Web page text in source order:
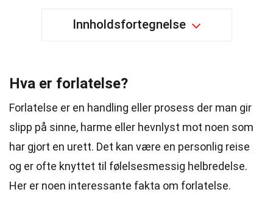
Innholdsfortegnelse
Hva er forlatelse?
Forlatelse er en handling eller prosess der man gir
slipp på sinne, harme eller hevnlyst mot noen som
har gjort en urett. Det kan være en personlig reise
og er ofte knyttet til følelsesmessig helbredelse.
Her er noen interessante fakta om forlatelse.